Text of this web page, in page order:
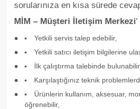
sorularınıza en kısa sürede
MİM – Müşteri İletişim Merkezi'
Yetkili servis talep edebilir,
Yetkili satıcı iletişim bilgilerine
İlk çalıştırma talebinde bulunabilir,
Karşılaştığınız teknik
Ürünlerin kullanım, aksesuar,
öğrenebilir,